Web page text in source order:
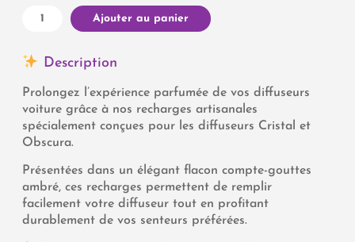
Ajouter au panier
Description
Prolongez l’expérience parfumée de vos diffuseurs
voiture grâce à nos recharges artisanales
spécialement conçues pour les diffuseurs Cristal et
Obscura.
Présentées dans un élégant flacon compte-gouttes
ambré, ces recharges permettent de remplir
facilement votre diffuseur tout en profitant
durablement de vos senteurs préférées.